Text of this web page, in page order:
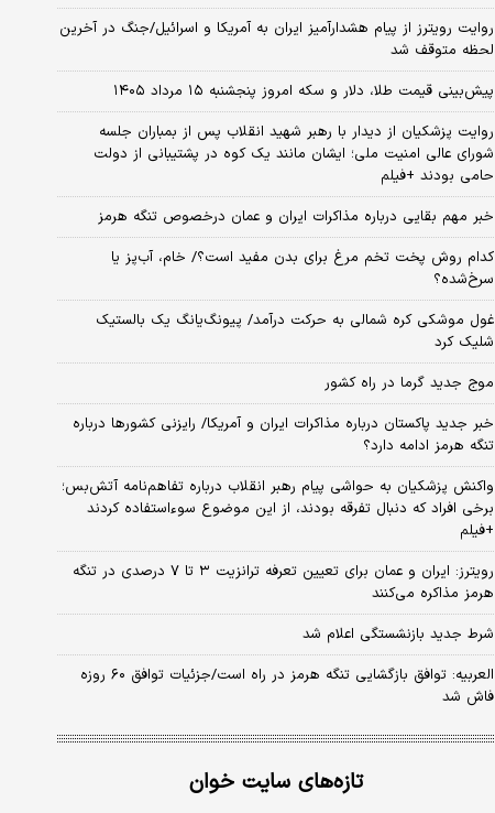
روایت رویترز از پیام هشدارآمیز ایران به آمریکا و اسرائیل/جنگ در آخرین
لحظه متوقف شد
پیش‌بینی قیمت طلا، دلار و سکه امروز پنجشنبه ۱۵ مرداد ۱۴۰۵
روایت پزشکیان از دیدار با رهبر شهید انقلاب پس از بمباران جلسه
شورای عالی امنیت ملی؛ ایشان مانند یک کوه در پشتیبانی از دولت
حامی بودند +فیلم
خبر مهم بقایی درباره مذاکرات ایران و عمان درخصوص تنگه هرمز
کدام روش پخت تخم مرغ برای بدن مفید است؟/ خام، آب‌پز یا
سرخ‌شده؟
غول موشکی کره شمالی به حرکت درآمد/ پیونگ‌یانگ یک بالستیک
شلیک کرد
موج جدید گرما در راه کشور
خبر جدید پاکستان درباره مذاکرات ایران و آمریکا/ رایزنی کشورها درباره
تنگه هرمز ادامه دارد؟
واکنش پزشکیان به حواشی پیام رهبر انقلاب درباره تفاهم‌نامه آتش‌بس؛
برخی افراد که دنبال تفرقه بودند، از این موضوع سوءاستفاده کردند
+فیلم
رویترز: ایران و عمان برای تعیین تعرفه ترانزیت ۳ تا ۷ درصدی در تنگه
هرمز مذاکره می‌کنند
شرط جدید بازنشستگی اعلام شد
العربیه: توافق بازگشایی تنگه هرمز در راه است/جزئیات توافق ۶۰ روزه
فاش شد
تازه‌های سایت خوان